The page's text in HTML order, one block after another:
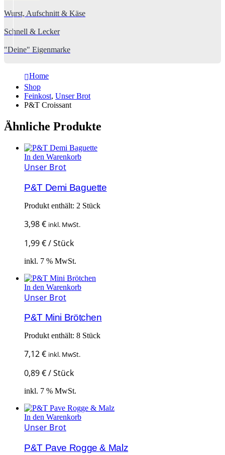
Wurst, Aufschnitt & Käse
Schnell & Lecker
"Deine" Eigenmarke
Home
Shop
Feinkost, Unser Brot
P&T Croissant
Ähnliche Produkte
In den Warenkorb
Unser Brot
P&T Demi Baguette
Produkt enthält: 2 Stück
3,98€ inkl. MwSt.
1,99€/Stück
inkl. 7 % MwSt.
In den Warenkorb
Unser Brot
P&T Mini Brötchen
Produkt enthält: 8 Stück
7,12€ inkl. MwSt.
0,89€/Stück
inkl. 7 % MwSt.
In den Warenkorb
Unser Brot
P&T Pave Rogge & Malz